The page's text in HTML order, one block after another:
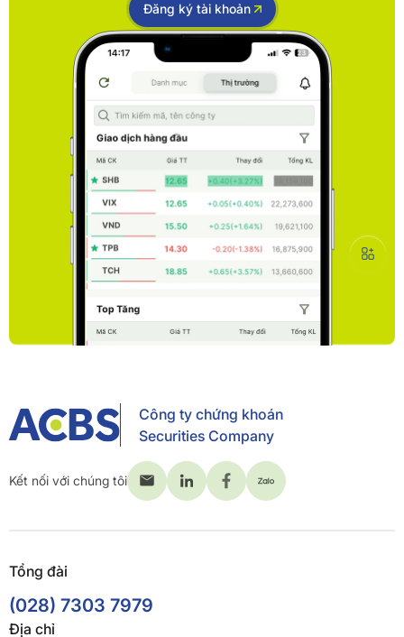
Đăng ký tài khoản
Công ty chứng khoán
Securities Company
Kết nối với chúng tôi
Tổng đài
(028) 7303 7979
Địa chỉ